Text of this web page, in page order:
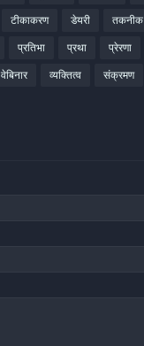
टीकाकरण डेयरी तकनीक
प्रतिभा प्रथा प्रेरणा
वेबिनार व्यक्तित्व संक्रमण